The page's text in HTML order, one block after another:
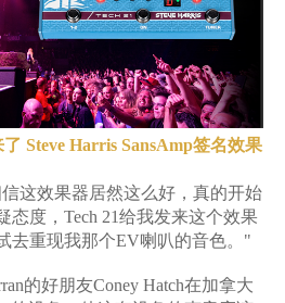
Steve Harris SansAmp签名效果
这效果器居然这么好，真的开始
态度，Tech 21给我发来这个效果
去重现我那个EV喇叭的音色。"
的好朋友Coney Hatch在加拿大